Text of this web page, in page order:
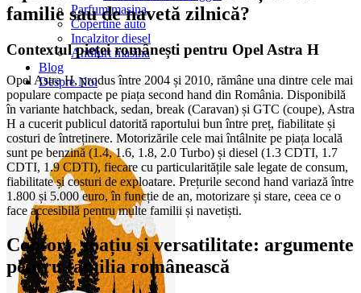
Parfum masina
Copertine auto
Incalzitor diesel
Antifurt masina
Blog
Despre Noi
familie sau de navetă zilnică?
Contextul pieței românești pentru Opel Astra H
Opel Astra H, produs între 2004 și 2010, rămâne una dintre cele mai
populare compacte pe piața second hand din România. Disponibilă
în variante hatchback, sedan, break (Caravan) și GTC (coupe), Astra
H a cucerit publicul datorită raportului bun între preț, fiabilitate și
costuri de întreținere. Motorizările cele mai întâlnite pe piața locală
sunt pe benzină (1.4, 1.6, 1.8, 2.0 Turbo) și diesel (1.3 CDTI, 1.7
CDTI, 1.9 CDTI), fiecare cu particularitățile sale legate de consum,
fiabilitate și costuri de exploatare. Prețurile second hand variază între
1.800 și 5.000 euro, în funcție de an, motorizare și stare, ceea ce o
face accesibilă pentru multe familii și navetiști.
Confort, spațiu și versatilitate: argumente
pentru familia românească